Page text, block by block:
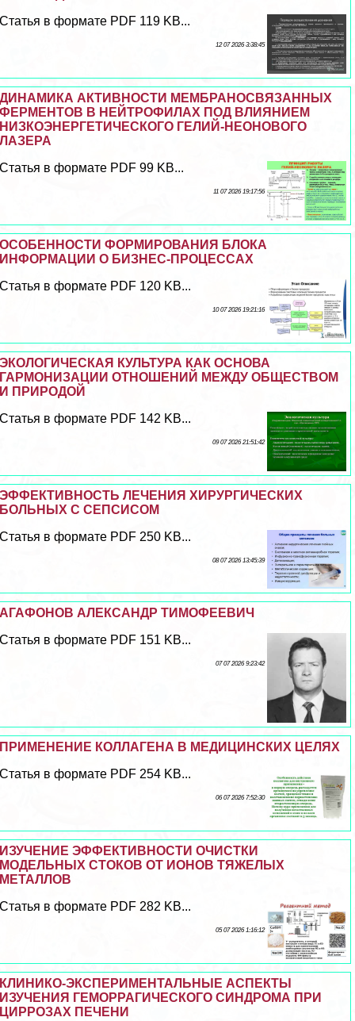
Статья в формате PDF 119 KB...
12 07 2026 3:38:45
ДИНАМИКА АКТИВНОСТИ МЕМБРАНОСВЯЗАННЫХ
ФЕРМЕНТОВ В НЕЙТРОФИЛАХ ПОД ВЛИЯНИЕМ
НИЗКОЭНЕРГЕТИЧЕСКОГО ГЕЛИЙ-НЕОНОВОГО
ЛАЗЕРА
Статья в формате PDF 99 KB...
11 07 2026 19:17:56
ОСОБЕННОСТИ ФОРМИРОВАНИЯ БЛОКА
ИНФОРМАЦИИ О БИЗНЕС-ПРОЦЕССАХ
Статья в формате PDF 120 KB...
10 07 2026 19:21:16
ЭКОЛОГИЧЕСКАЯ КУЛЬТУРА КАК ОСНОВА
ГАРМОНИЗАЦИИ ОТНОШЕНИЙ МЕЖДУ ОБЩЕСТВОМ
И ПРИРОДОЙ
Статья в формате PDF 142 KB...
09 07 2026 21:51:42
ЭФФЕКТИВНОСТЬ ЛЕЧЕНИЯ ХИРУРГИЧЕСКИХ
БОЛЬНЫХ С СЕПСИСОМ
Статья в формате PDF 250 KB...
08 07 2026 13:45:39
АГАФОНОВ АЛЕКСАНДР ТИМОФЕЕВИЧ
Статья в формате PDF 151 KB...
07 07 2026 9:23:42
ПРИМЕНЕНИЕ КОЛЛАГЕНА В МЕДИЦИНСКИХ ЦЕЛЯХ
Статья в формате PDF 254 KB...
06 07 2026 7:52:30
ИЗУЧЕНИЕ ЭФФЕКТИВНОСТИ ОЧИСТКИ
МОДЕЛЬНЫХ СТОКОВ ОТ ИОНОВ ТЯЖЕЛЫХ
МЕТАЛЛОВ
Статья в формате PDF 282 KB...
05 07 2026 1:16:12
КЛИНИКО-ЭКСПЕРИМЕНТАЛЬНЫЕ АСПЕКТЫ
ИЗУЧЕНИЯ ГЕМОРРАГИЧЕСКОГО СИНДРОМА ПРИ
ЦИРРОЗАХ ПЕЧЕНИ